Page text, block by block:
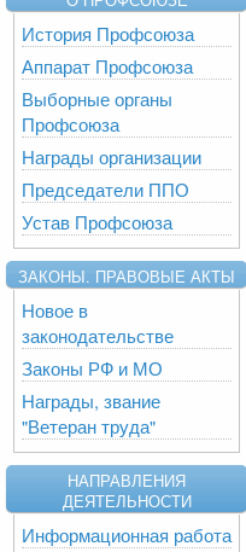
История Профсоюза
Аппарат Профсоюза
Выборные органы
Профсоюза
Награды организации
Председатели ППО
Устав Профсоюза
ЗАКОНЫ. ПРАВОВЫЕ АКТЫ
Новое в
законодательстве
Законы РФ и МО
Награды, звание
"Ветеран труда"
НАПРАВЛЕНИЯ
ДЕЯТЕЛЬНОСТИ
Информационная работа